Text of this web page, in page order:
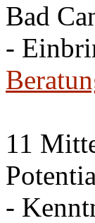
Bad
-
11
-